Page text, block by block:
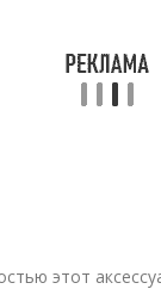
этот